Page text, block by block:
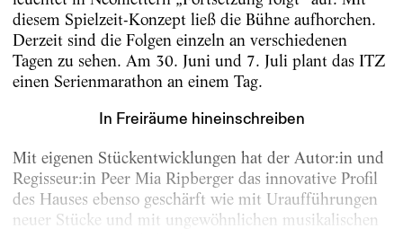
diesem Spielzeit-Konzept ließ die Bühne aufhorchen.
Derzeit sind die Folgen einzeln an verschiedenen
Tagen zu sehen. Am 30. Juni und 7. Juli plant das ITZ
einen Serienmarathon an einem Tag.
In Freiräume hineinschreiben
Mit eigenen Stückentwicklungen hat der Autor:in und
Regisseur:in Peer Mia Ripberger das innovative Profil
des Hauses ebenso geschärft wie mit Uraufführungen
neuer Stücke und mit ungewöhnlichen musikalischen